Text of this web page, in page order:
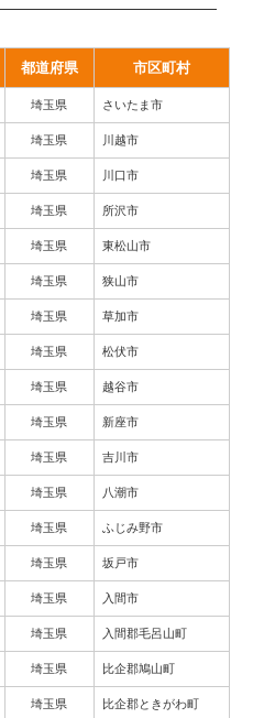
都道府県 市区町村
埼玉県 さいたま市
埼玉県 川越市
埼玉県 川口市
埼玉県 所沢市
埼玉県 東松山市
埼玉県 狭山市
埼玉県 草加市
埼玉県 松伏市
埼玉県 越谷市
埼玉県 新座市
埼玉県 吉川市
埼玉県 八潮市
埼玉県 ふじみ野市
埼玉県 坂戸市
埼玉県 入間市
埼玉県 入間郡毛呂山町
埼玉県 比企郡鳩山町
埼玉県 比企郡ときがわ町